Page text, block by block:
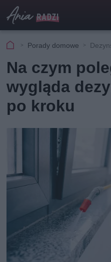
Porady domowe
Na czym
wygląda
po kroku